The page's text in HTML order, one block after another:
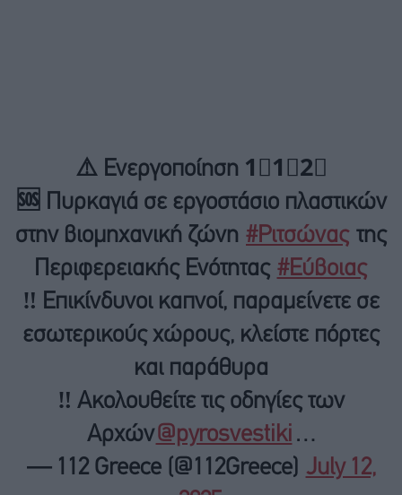
⚠️ Ενεργοποίηση 1⃣1⃣2⃣
🆘 Πυρκαγιά σε εργοστάσιο πλαστικών
στην βιομηχανική ζώνη #Ριτσώνας της
Περιφερειακής Ενότητας #Εύβοιας
‼️ Επικίνδυνοι καπνοί, παραμείνετε σε
εσωτερικούς χώρους, κλείστε πόρτες
και παράθυρα
‼️ Ακολουθείτε τις οδηγίες των
Αρχών@pyrosvestiki …
— 112 Greece (@112Greece)
July 12,